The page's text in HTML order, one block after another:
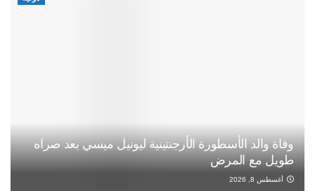
وفاة والد الأسطورة الأرجنتينية ليونيل ميسي بعد صراه
طويل مع المرض
أغسطس 8, 2026